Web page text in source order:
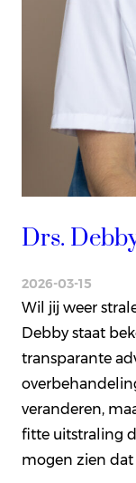
Drs.
2026-03-15
Wil jij weer
Debby staat
transparante
veranderen,
fitte uitstraling
mogen zien dat